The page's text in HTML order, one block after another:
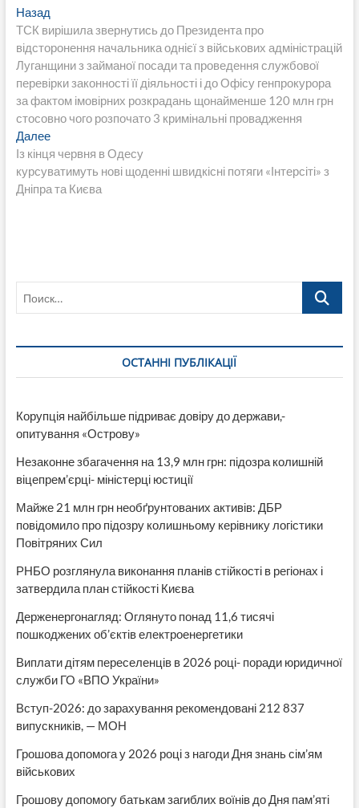
Навигация
по
записям
НазадПредыдущая
запись:
ТСК вирішила звернутись до Президента про
відсторонення начальника однієї з військових адміністрацій
Луганщини з займаної посади та проведення службової
перевірки законності її діяльності і до Офісу генпрокурора
за фактом імовірних розкрадань щонайменше 120 млн грн
стосовно чого розпочато 3 кримінальні провадження
ДалееСледующая
запись:
Із кінця червня в Одесу
курсуватимуть нові щоденні швидкісні потяги «Інтерсіті» з
Дніпра та Києва
Поиск…
ОСТАННІ ПУБЛІКАЦІЇ
Корупція найбільше підриває довіру до держави,-
опитування «Острову»
Незаконне збагачення на 13,9 млн грн: підозра колишній
віцепрем’єрці- міністерці юстиції
Майже 21 млн грн необґрунтованих активів: ДБР
повідомило про підозру колишньому керівнику логістики
Повітряних Сил
РНБО розглянула виконання планів стійкості в регіонах і
затвердила план стійкості Києва
Держенергонагляд: Оглянуто понад 11,6 тисячі
пошкоджених об’єктів електроенергетики
Виплати дітям переселенців в 2026 році- поради юридичної
служби ГО «ВПО України»
Вступ-2026: до зарахування рекомендовані 212 837
випускників, — МОН
Грошова допомога у 2026 році з нагоди Дня знань сім’ям
військових
Грошову допомогу батькам загиблих воїнів до Дня пам’яті